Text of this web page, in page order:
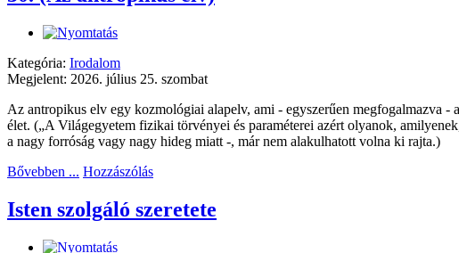
Kategória: Irodalom
Megjelent: 2026. július 25. szombat
Az antropikus elv egy kozmológiai alapelv, ami - egyszerűen megfogalmazva
élet. („A Világegyetem fizikai törvényei és paraméterei azért olyanok,
a nagy forróság vagy nagy hideg miatt -, már nem alakulhatott volna ki rajta.)
Bővebben ... Hozzászólás
Isten szolgáló szeretete